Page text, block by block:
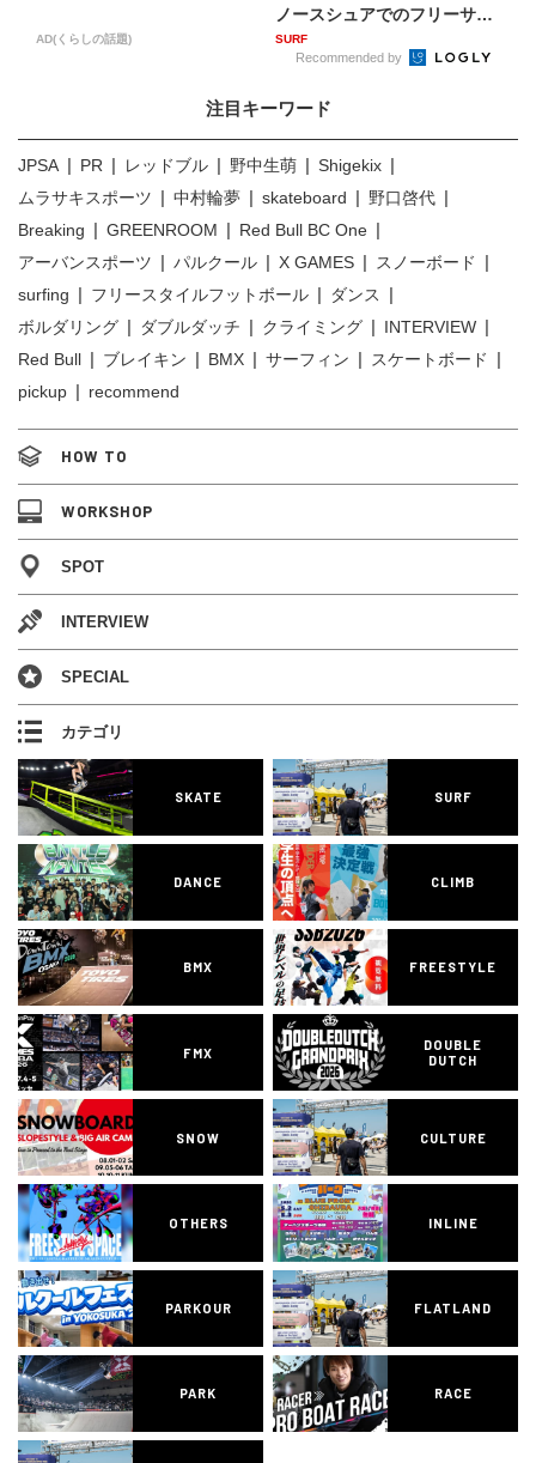
AD(くらしの話題)
ノースシュアでのフリーサ
ー...
SURF
Recommended by
注目キーワード
JPSA PR レッドブル 野中生萌
Shigekix
ムラサキスポーツ
中村輪夢 skateboard
野口啓代
Breaking
GREENROOM
Red Bull BC One
アーバンスポーツ
パルクール X GAMES
スノーボード
surfing
フリースタイルフットボール
ダンス
ボルダリング
ダブルダッチ クライミング
INTERVIEW
Red Bull
ブレイキン BMX サーフィン
スケートボード
pickup
recommend
HOW TO
WORKSHOP
SPOT
INTERVIEW
SPECIAL
カテゴリ
SKATE SURF
DANCE CLIMB
BMX FREESTYLE
FMX
DOUBLE
DUTCH
SNOW CULTURE
OTHERS INLINE
PARKOUR FLATLAND
PARK RACE